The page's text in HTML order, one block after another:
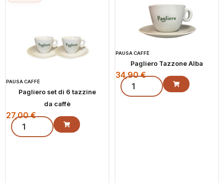
PAUSA CAFFÈ
Pagliero set di 6 tazzine
da caffè
27,00€
PAUSA CAFFÈ
Pagliero Tazzone Alba
34,90€